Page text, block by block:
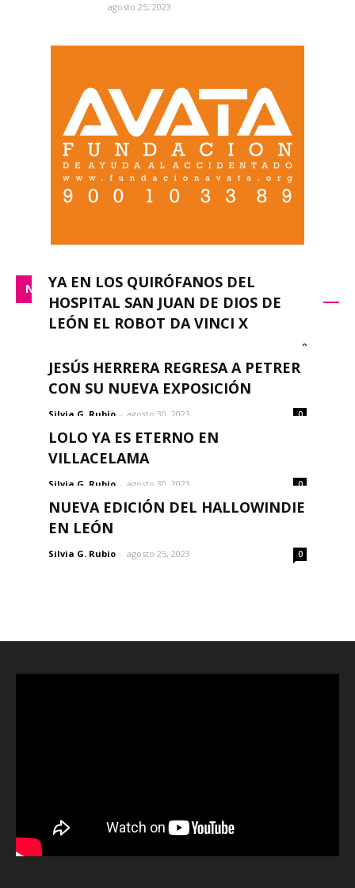
agosto 25, 2023
NACIONAL
YA EN LOS QUIRÓFANOS DEL
HOSPITAL SAN JUAN DE DIOS DE
LEÓN EL ROBOT DA VINCI X
0
JESÚS HERRERA REGRESA A PETRER
CON SU NUEVA EXPOSICIÓN
Silvia G. Rubio - agosto 30, 2023 0
LOLO YA ES ETERNO EN
VILLACELAMA
Silvia G. Rubio - agosto 30, 2023 0
NUEVA EDICIÓN DEL HALLOWINDIE
EN LEÓN
Silvia G. Rubio - agosto 25, 2023 0